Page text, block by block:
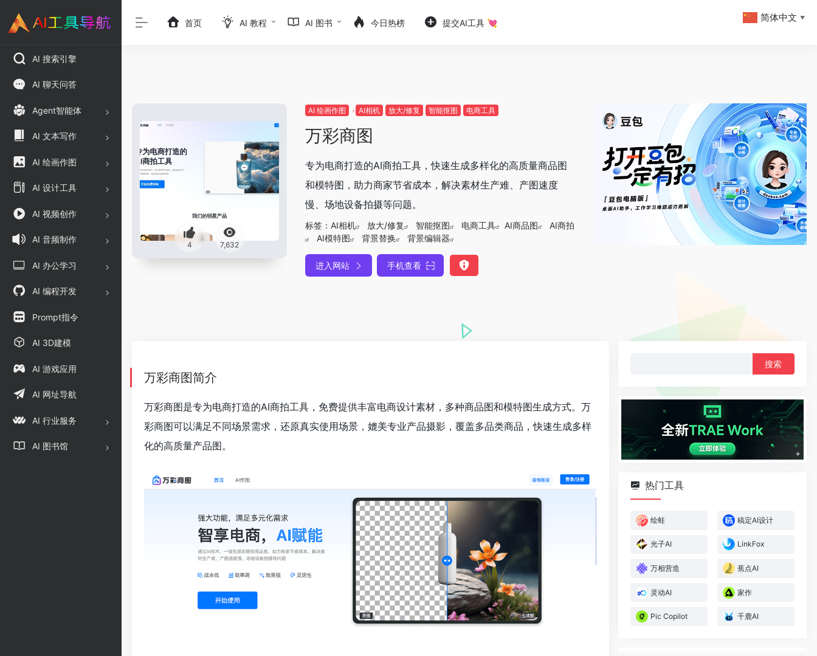
AI 搜索引擎
AI 聊天问答
Agent智能体
AI 文本写作
AI 绘画作图
AI 设计工具
AI 视频创作
AI 音频制作
AI 办公学习
AI 编程开发
Prompt指令
AI 3D建模
AI 游戏应用
AI 网址导航
AI 行业服务
AI 图书馆
首页 AI 教程 AI 图书 今日热榜 提交AI工具 💘
4 7,632
AI 绘画作图 AI相机 放大/修复 智能抠图 电商工具
万彩商图
专为电商打造的AI商拍工具，快速生成多样化的高质量商品图
和模特图，助力商家节省成本，解决素材生产难、产图速度
慢、场地设备拍摄等问题。
标签： AI相机 放大/修复 智能抠图 电商工具 AI商品图
AI商拍
AI模特图
背景替换 背景编辑器
进入网站 手机查看
万彩商图简介
万彩商图是专为电商打造的AI商拍工具，免费提供丰富电商设计素材，多种商品图和模特图生成方式。万
彩商图可以满足不同场景需求，还原真实使用场景，媲美专业产品摄影，覆盖多品类商品，快速生成多样
化的高质量产品图。
热门工具
绘蛙 稿定AI设计
光子AI LinkFox
万相营造 蕉点AI
灵动AI 家作
Pic Copilot 千鹿AI
简体中文 ▼